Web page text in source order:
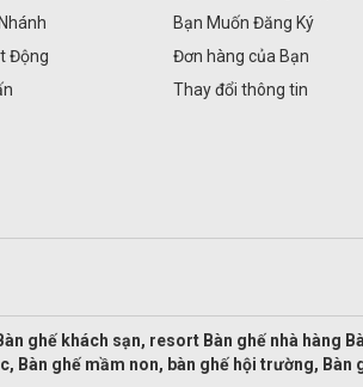
Động
Bạn Muốn Đăng Ký
Đơn hàng của Bạn
Thay đổi thông tin
ghế khách sạn, resort Bàn ghế nhà hàng
Bàn ghế mầm non, bàn ghế hội trường,